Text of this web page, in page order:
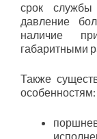
срок службы
давление
наличие
габаритными
Также
особенностям: